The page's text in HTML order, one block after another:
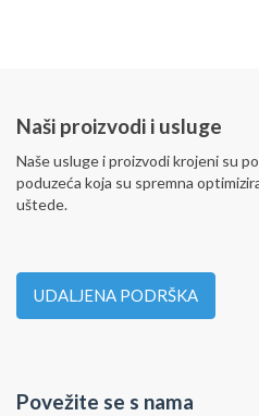
Naši proizvodi i usluge
Naše usluge i proizvodi krojeni su
poduzeća koja su spremna
uštede.
UDALJENA PODRŠKA
Povežite se s nama